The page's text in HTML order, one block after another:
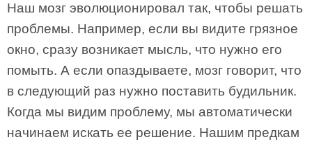
Наш мозг эволюционировал так, чтобы решать
проблемы. Например, если вы видите грязное
окно, сразу возникает мысль, что нужно его
помыть. А если опаздываете, мозг говорит, что
в следующий раз нужно поставить будильник.
Когда мы видим проблему, мы автоматически
начинаем искать ее решение. Нашим предкам